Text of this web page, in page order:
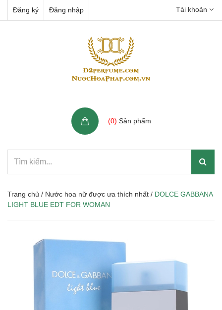
Đăng ký Đăng nhập Tài khoản
(0) Sản phẩm
Trang chủ / Nước hoa nữ được ưa thích nhất / DOLCE GABBANA
LIGHT BLUE EDT FOR WOMAN